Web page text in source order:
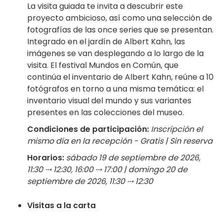
La visita guiada te invita a descubrir este
proyecto ambicioso, así como una selección de
fotografías de las once series que se presentan.
Integrado en el jardín de Albert Kahn, las
imágenes se van desplegando a lo largo de la
visita. El festival Mundos en Común, que
continúa el inventario de Albert Kahn, reúne a 10
fotógrafos en torno a una misma temática: el
inventario visual del mundo y sus variantes
presentes en las colecciones del museo.
Condiciones de participación: Inscripción el
mismo día en la recepción - Gratis | Sin reserva
Horarios: sábado 19 de septiembre de 2026,
11:30 ⤏ 12:30, 16:00 ⤏ 17:00 | domingo 20 de
septiembre de 2026, 11:30 ⤏ 12:30
Visitas a la carta